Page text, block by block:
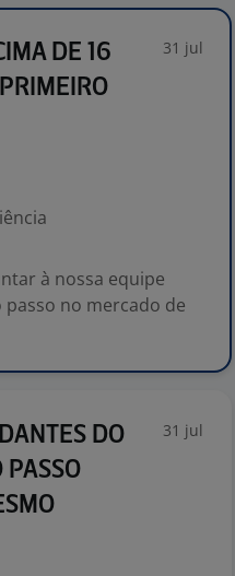
DE 16
31 jul
à nossa equipe
no mercado de
DO
PASSO
31 jul